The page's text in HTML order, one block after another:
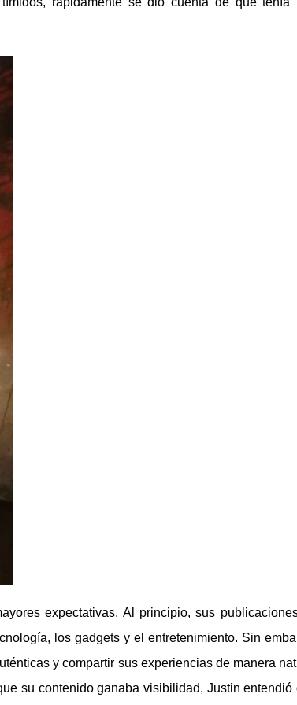
expectativas. Al principio, sus
los gadgets y el entretenimiento. Sin
y compartir sus experiencias de manera
su contenido ganaba visibilidad, Justin entendió